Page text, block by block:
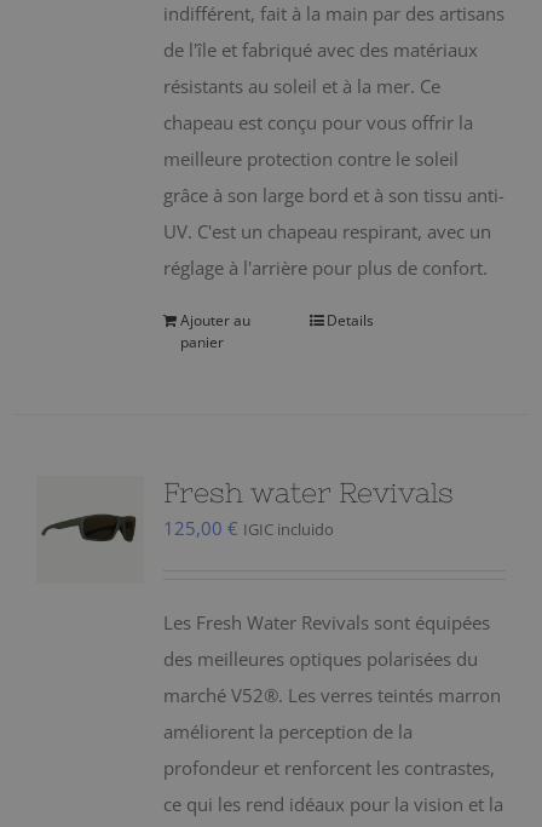
indifférent, fait à la main par des artisans
de l'île et fabriqué avec des matériaux
résistants au soleil et à la mer. Ce
chapeau est conçu pour vous offrir la
meilleure protection contre le soleil
grâce à son large bord et à son tissu anti-
UV. C'est un chapeau respirant, avec un
réglage à l'arrière pour plus de confort.
Ajouter au
panier
Details
Fresh water Revivals
125,00 € IGIC incluido
Les Fresh Water Revivals sont équipées
des meilleures optiques polarisées du
marché V52®. Les verres teintés marron
améliorent la perception de la
profondeur et renforcent les contrastes,
ce qui les rend idéaux pour la vision et la